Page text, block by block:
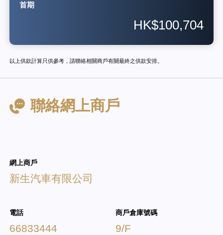
首期
HK$100,704
以上供款計算只供參考，請聯絡相關商戶有關最終之供款安排。
聯絡網上商戶
網上商戶
新生汽車有限公司
電話
66833444
商戶倉庫號碼
9/F